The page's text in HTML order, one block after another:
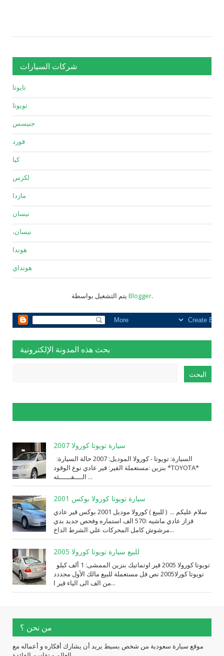
شركات السيارات
تايوتا
تويوتا
جنيسس
فورد
كيا
لكزس
مازدا
نيسان
نيسان،
هوندا
هونداي
Blogger.
بحث هذه المدونة الإلكترونية
سيارة تويوتا كورولا 2007
⁨مستعملة⁩ القير: ⁨قير عادي⁩ نوع الوقود: ⁨بنزين⁩ *TOYOTA*
الــــفــــــئه ...
سيارة تويوتا كورولا بوكس 2001
سلام عليكم ... ( للبيع ) كورولا موديل 2001 بوكس قير عادي
قزاز عادي ماشيه :570 الف استماره وفحص جديد بدي
مرشوش كامل المحركات علي الشرط الداخ...
للبيع سيارة تويوتا كورولا 2005
تويوتا كورلا2005 نص فل مستعملة للبيع مالك الأول مجددد
من الف الى الياء قير ا...
من نحن ؟
موقع سيارة سعودية من شخص بسيط يريد أن يشارك أفكاره و أعماله مع